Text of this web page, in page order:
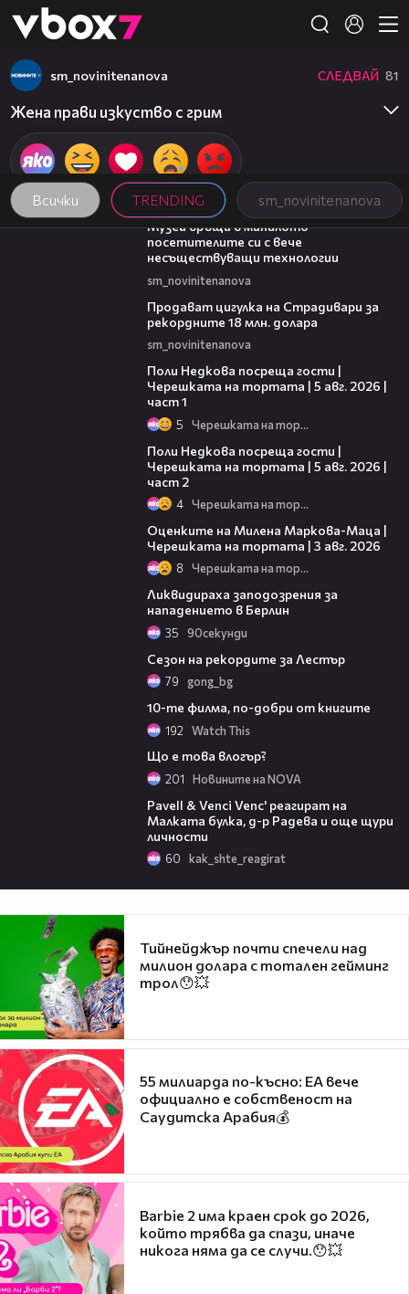
👾
Всички TRENDING sm_novinitenanova
sm_novinitenanova СЛЕДВАЙ 81
Жена прави изкуство с грим
01:15
Музей връща в миналото
посетителите си с вече
несъществуващи технологии
sm_novinitenanova
Продават цигулка на Страдивари за
рекордните 18 млн. долара
sm_novinitenanova
Поли Недкова посреща гости |
Черешката на тортата | 5 авг. 2026 |
част 1
5 Черешката на тортата
Поли Недкова посреща гости |
Черешката на тортата | 5 авг. 2026 |
част 2
4 Черешката на тортата
Оценките на Милена Маркова-Маца |
Черешката на тортата | 3 авг. 2026
8 Черешката на тортата
Ликвидираха заподозрения за
нападението в Берлин
35 90секунди
Сезон на рекордите за Лестър
79 gong_bg
10-те филма, по-добри от книгите
192 Watch This
Що е това влогър?
201 Новините на NOVA
Pavell & Venci Venc' реагират на
Малката булка, д-р Радева и още щури
личности
60 kak_shte_reagirat
Тийнейджър почти спечели над
милион долара с тотален гейминг
трол😯💥
55 милиарда по-късно: EA вече
официално е собственост на
Саудитска Арабия💰
Barbie 2 има краен срок до 2026,
който трябва да спази, иначе
никога няма да се случи.😯💥